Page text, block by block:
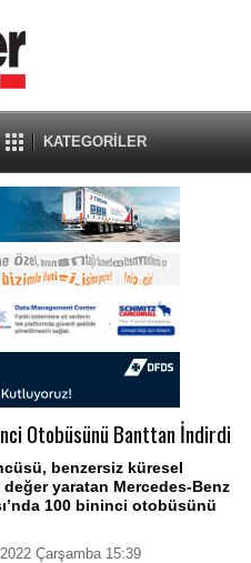
KATEGORİLER
Otobüsünü Banttan İndirdi
benzersiz küresel
yaratan Mercedes-Benz
100 bininci otobüsünü
Çarşamba 15:39